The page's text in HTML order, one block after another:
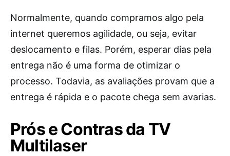
Normalmente, quando compramos algo pela
internet queremos agilidade, ou seja, evitar
deslocamento e filas. Porém, esperar dias pela
entrega não é uma forma de otimizar o
processo. Todavia, as avaliações provam que a
entrega é rápida e o pacote chega sem avarias.
Prós e Contras da TV
Multilaser